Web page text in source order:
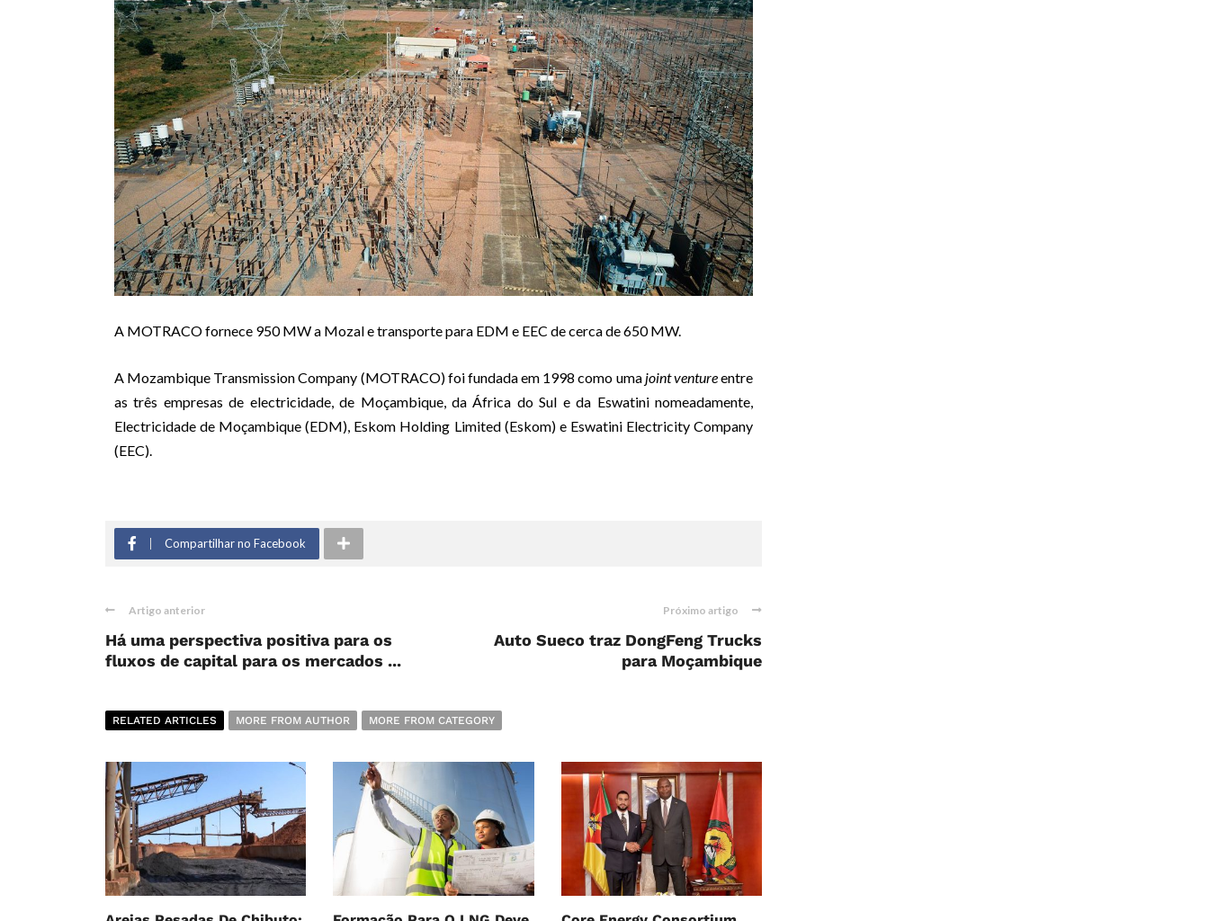
A MOTRACO fornece 950 MW a Mozal e transporte para EDM e EEC de cerca de 650 MW.
A Mozambique Transmission Company (MOTRACO) foi fundada em 1998 como uma joint ventureentre
as três empresas de electricidade, de Moçambique, da África do Sul e da Eswatini nomeadamente,
Electricidade de Moçambique (EDM), Eskom Holding Limited (Eskom) e Eswatini Electricity Company
(EEC).
Compartilhar no Facebook
Artigo anterior
Há uma perspectiva positiva para os
fluxos de capital para os mercados ...
Próximo artigo
Auto Sueco traz DongFeng Trucks
para Moçambique
RELATED ARTICLES MORE FROM AUTHOR MORE FROM CATEGORY